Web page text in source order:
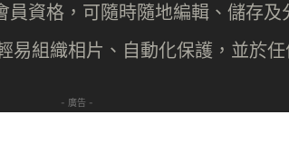
資格，可隨時隨地編輯、儲存及
組織相片、自動化保護，並於任
- 廣告 -